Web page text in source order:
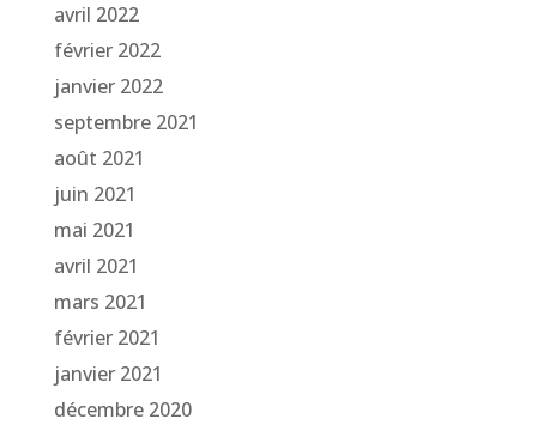
avril 2022
février 2022
janvier 2022
septembre 2021
août 2021
juin 2021
mai 2021
avril 2021
mars 2021
février 2021
janvier 2021
décembre 2020